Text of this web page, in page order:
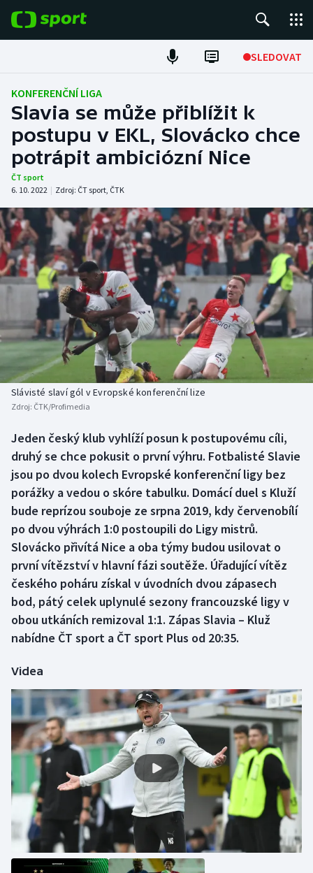
SLEDOVAT
Fotbal
Hokej
Tenis
Atletika
Cyklistika
DALŠÍ SPORTY
Americký fotbal
Baseball a softbal
Basketbal
Biatlon
Box
Curling
Dostihy
Florbal
Futsal
Golf
Házená
Jezdectví
Judo
Krasobruslení
Lezení
Lyže a snowboard
NEPŘEHLÉDNĚTE
Soutěže
Historické návraty
Aplikace ČT sport
KONFERENČNÍ LIGA
Slavia se může přiblížit k
postupu v EKL, Slovácko chce
potrápit ambiciózní Nice
ČT sport
6. 10. 2022 | Zdroj: ČT sport, ČTK
Slávisté slaví gól v Evropské konferenční lize
Zdroj: ČTK/Profimedia
Jeden český klub vyhlíží posun k postupovému cíli,
druhý se chce pokusit o první výhru. Fotbalisté Slavie
jsou po dvou kolech Evropské konferenční ligy bez
porážky a vedou o skóre tabulku. Domácí duel s Kluží
bude reprízou souboje ze srpna 2019, kdy červenobílí
po dvou výhrách 1:0 postoupili do Ligy mistrů.
Slovácko přivítá Nice a oba týmy budou usilovat o
první vítězství v hlavní fázi soutěže. Úřadující vítěz
českého poháru získal v úvodních dvou zápasech
bod, pátý celek uplynulé sezony francouzské ligy v
obou utkáních remizoval 1:1. Zápas Slavia – Kluž
nabídne ČT sport a ČT sport Plus od 20:35.
Videa